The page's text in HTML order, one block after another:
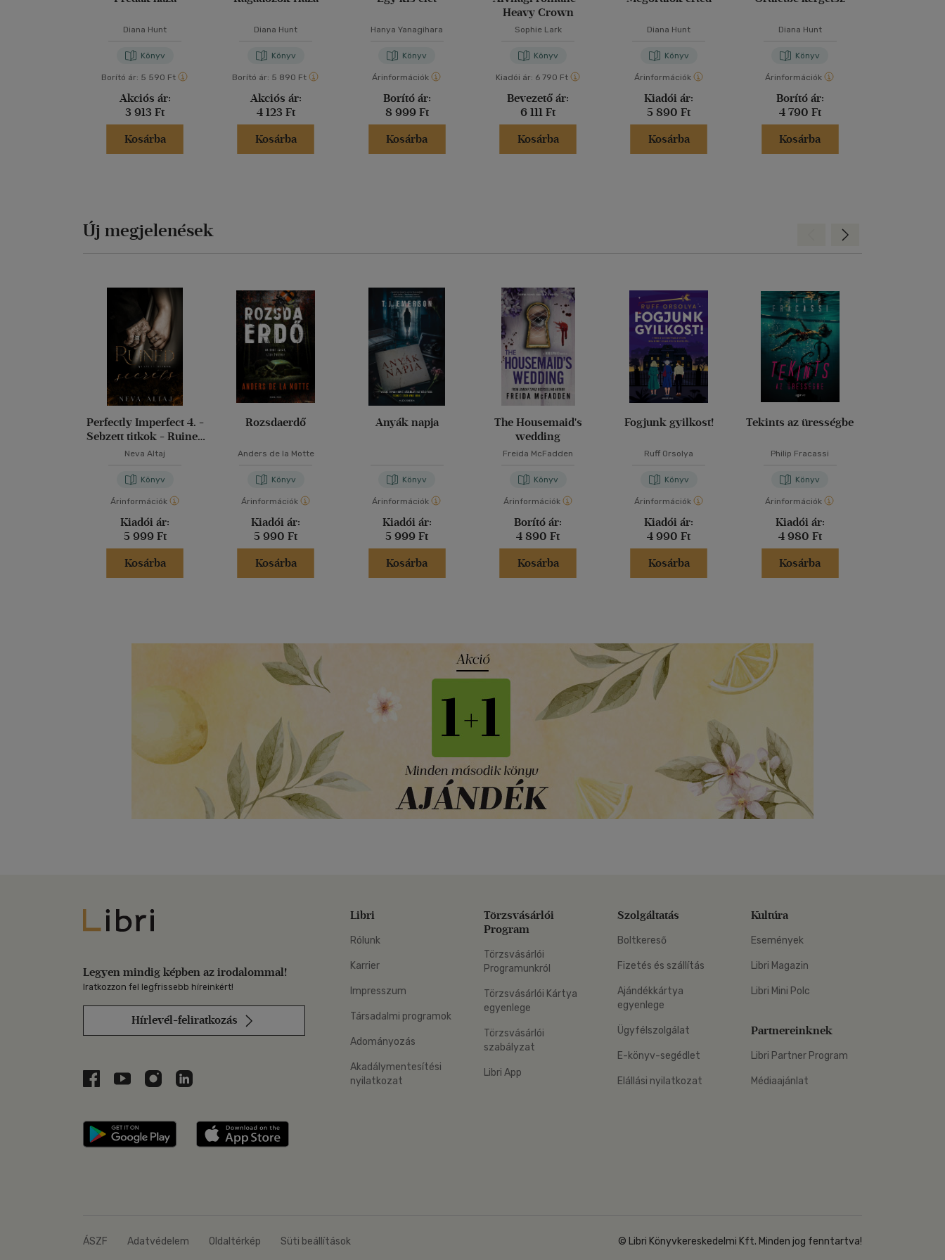
Diana Hunt
Könyv
Borító ár: 5 590 Ft
Akciós ár:
3 913 Ft
Kosárba
Diana Hunt
Könyv
Borító ár: 5 890 Ft
Akciós ár:
4 123 Ft
Kosárba
Hanya Yanagihara
Könyv
Árinformációk
Borító ár:
8 999 Ft
Kosárba
Heavy Crown
Sophie Lark
Könyv
Kiadói ár: 6 790 Ft
Bevezető ár:
6 111 Ft
Kosárba
Diana Hunt
Könyv
Árinformációk
Kiadói ár:
5 890 Ft
Kosárba
Diana Hunt
Könyv
Árinformációk
Borító ár:
4 790 Ft
Kosárba
Új megjelenések
Perfectly Imperfect 4. -
Sebzett titkok - Ruined
secrets
Neva Altaj
Könyv
Árinformációk
Kiadói ár:
5 999 Ft
Kosárba
Rozsdaerdő
Anders de la Motte
Könyv
Árinformációk
Kiadói ár:
5 990 Ft
Kosárba
Anyák napja
Könyv
Árinformációk
Kiadói ár:
5 999 Ft
Kosárba
The Housemaid's
wedding
Freida McFadden
Könyv
Árinformációk
Borító ár:
4 890 Ft
Kosárba
Fogjunk gyilkost!
Ruff Orsolya
Könyv
Árinformációk
Kiadói ár:
4 990 Ft
Kosárba
Tekints az ürességbe
Philip Fracassi
Könyv
Árinformációk
Kiadói ár:
4 980 Ft
Kosárba
Előre
Libri
Legyen mindig képben az irodalommal!
Iratkozzon fel legfrissebb híreinkért!
Hírlevél-feliratkozás
Libri a Facebookon
Libri a Youtube-on
Libri az Instagramon
Libri a LinkedInen
Libri applikáció Szerezd meg: Google Play
Libri
Rólunk
Karrier
Impresszum
Társadalmi programok
Adományozás
Akadálymentesítési
nyilatkozat
Törzsvásárlói
Program
Törzsvásárlói
Programunkról
Törzsvásárlói Kártya
egyenlege
Törzsvásárlói
szabályzat
Libri App
Szolgáltatás
Boltkereső
Fizetés és szállítás
Ajándékkártya
egyenlege
Ügyfélszolgálat
E-könyv-segédlet
Elállási nyilatkozat
Kultúra
Események
Libri Magazin
Libri Mini Polc
Partnereinknek
Libri Partner Program
Médiaajánlat
ÁSZF Adatvédelem Oldaltérkép Süti beállítások © Libri Könyvkereskedelmi Kft. Minden jog fenntartva!